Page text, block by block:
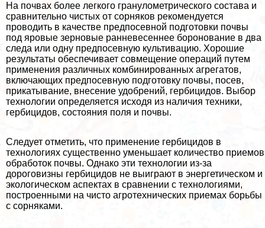
На почвах более легкого гранулометрического состава и
сравнительно чистых от сорняков рекомендуется
проводить в качестве предпосевной подготовки почвы
под яровые зерновые ранневесеннее боронование в два
следа или одну предпосевную культивацию. Хорошие
результаты обеспечивает совмещение операций путем
применения различных комбинированных агрегатов,
включающих предпосевную подготовку почвы, посев,
прикатывание, внесение удобрений, гербицидов. Выбор
технологии определяется исходя из наличия техники,
гербицидов, состояния поля и почвы.
Следует отметить, что применение гербицидов в
технологиях существенно уменьшает количество приемов
обработок почвы. Однако эти технологии из-за
дороговизны гербицидов не выиграют в энергетическом и
экологическом аспектах в сравнении с технологиями,
построенными на чисто агротехнических приемах борьбы
с сорняками.